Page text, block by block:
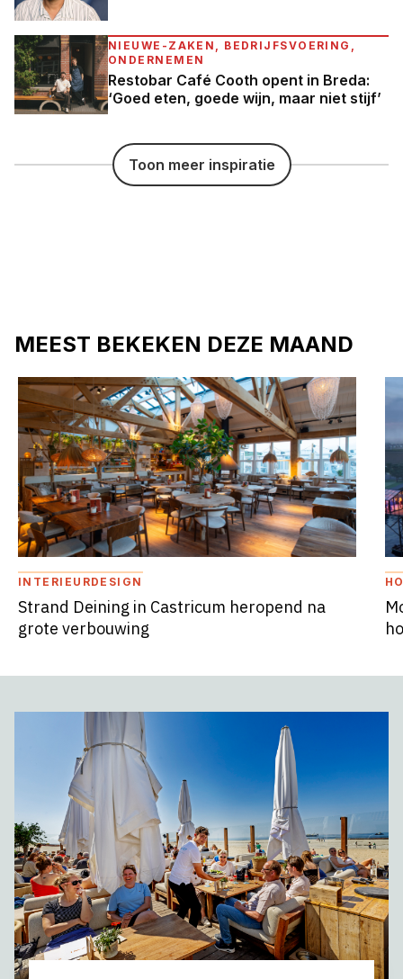
NIEUWE-ZAKEN, BEDRIJFSVOERING,
ONDERNEMEN
Restobar Café Cooth opent in Breda:
‘Goed eten, goede wijn, maar niet stijf’
Toon meer inspiratie
MEEST BEKEKEN DEZE MAAND
INTERIEURDESIGN
Strand Deining in Castricum heropend na
grote verbouwing